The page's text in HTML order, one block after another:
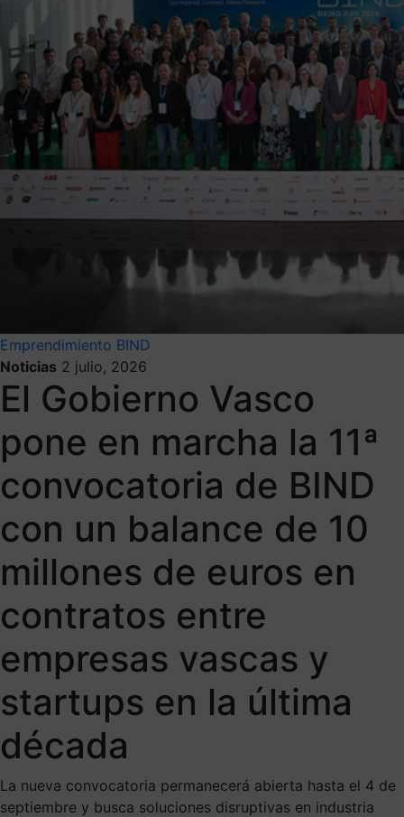
Emprendimiento BIND
Noticias 2 julio, 2026
El Gobierno Vasco
pone en marcha la 11ª
convocatoria de BIND
con un balance de 10
millones de euros en
contratos entre
empresas vascas y
startups en la última
década
La nueva convocatoria permanecerá abierta hasta el 4 de
septiembre y busca soluciones disruptivas en industria